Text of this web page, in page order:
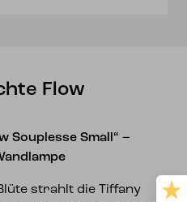
Flow
Souplesse Small“ –
strahlt die Tiffany